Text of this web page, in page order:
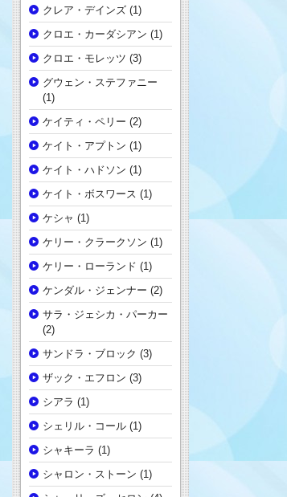
クレア・デインズ (1)
クロエ・カーダシアン (1)
クロエ・モレッツ (3)
グウェン・ステファニー
(1)
ケイティ・ペリー (2)
ケイト・アプトン (1)
ケイト・ハドソン (1)
ケイト・ボスワース (1)
ケシャ (1)
ケリー・クラークソン (1)
ケリー・ローランド (1)
ケンダル・ジェンナー (2)
サラ・ジェシカ・パーカー
(2)
サンドラ・ブロック (3)
ザック・エフロン (3)
シアラ (1)
シェリル・コール (1)
シャキーラ (1)
シャロン・ストーン (1)